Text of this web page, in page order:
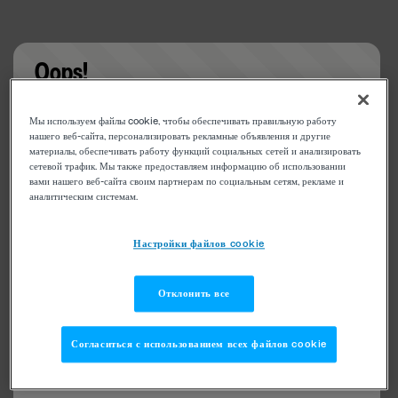
Oops!
Something went wrong. Please try refreshing the
app
Мы используем файлы cookie, чтобы обеспечивать правильную работу
нашего веб-сайта, персонализировать рекламные объявления и другие
материалы, обеспечивать работу функций социальных сетей и анализировать
сетевой трафик. Мы также предоставляем информацию об использовании
вами нашего веб-сайта своим партнерам по социальным сетям, рекламе и
аналитическим системам.
Настройки файлов cookie
Отклонить все
Согласиться с использованием всех файлов cookie